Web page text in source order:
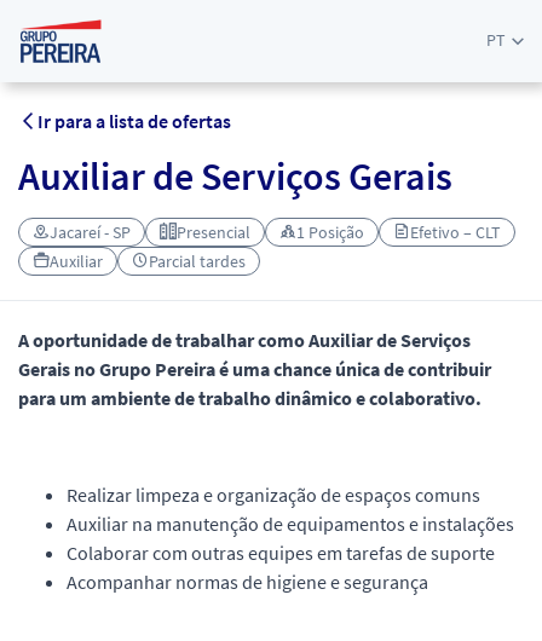
PT
Ir para a lista de ofertas
Auxiliar de Serviços Gerais
Jacareí - SP Presencial 1 Posição
Efetivo – CLT
Auxiliar
Parcial tardes
A oportunidade de trabalhar como Auxiliar de Serviços
Gerais no Grupo Pereira é uma chance única de contribuir
para um ambiente de trabalho dinâmico e colaborativo.
Realizar limpeza e organização de espaços comuns
Auxiliar na manutenção de equipamentos e instalações
Colaborar com outras equipes em tarefas de suporte
Acompanhar normas de higiene e segurança